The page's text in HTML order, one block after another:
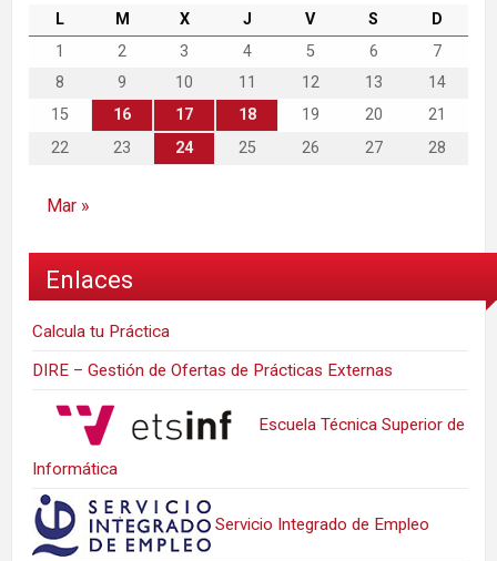
L M X J V S
D
1
2 3 4 5 6
7
8
9 10 11 12 13
14
15
16 17 18 19 20
21
22
23 24 25 26 27 28
Mar »
Enlaces
Calcula tu Práctica
DIRE – Gestión de Ofertas de Prácticas Externas
Escuela Técnica Superior de
Informática
Servicio Integrado de Empleo